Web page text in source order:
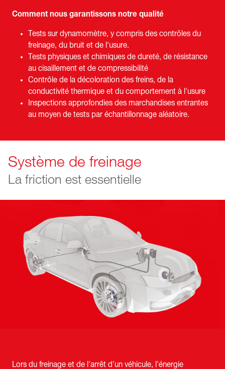
Comment nous garantissons notre qualité
Tests sur dynamomètre, y compris des contrôles du
freinage, du bruit et de l'usure.
Tests physiques et chimiques de dureté, de résistance
au cisaillement et de compressibilité
Contrôle de la décoloration des freins, de la
conductivité thermique et du comportement à l'usure
Inspections approfondies des marchandises entrantes
au moyen de tests par échantillonnage aléatoire.
Système de freinage
La friction est essentielle
Lors du freinage et de l'arrêt d'un véhicule, l'énergie